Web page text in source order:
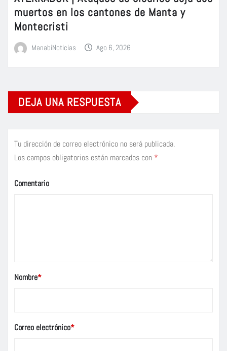
muertos en los cantones de Manta y
Montecristi
ManabiNoticias Ago 6, 2026
DEJA UNA RESPUESTA
Tu dirección de correo electrónico no será publicada.
Los campos obligatorios están marcados con *
Comentario
Nombre*
Correo electrónico*